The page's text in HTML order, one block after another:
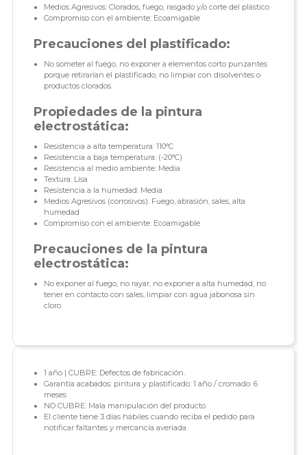
Medios Agresivos: Clorados, fuego, rasgado y/o corte del plástico
Compromiso con el ambiente: Ecoamigable
Precauciones del plastificado:
No someter al fuego, no exponer a elementos corto punzantes
porque retirarían el plastificado, no limpiar con disolventes o
productos clorados.
Propiedades de la pintura
electrostática:
Resistencia a alta temperatura: 110°C
Resistencia a baja temperatura: (-20°C)
Resistencia al medio ambiente: Media
Textura: Lisa
Resistencia a la humedad: Media
Medios Agresivos (corrosivos): Fuego, abrasión, sales, alta
humedad
Compromiso con el ambiente: Ecoamigable
Precauciones de la pintura
electrostática:
No exponer al fuego, no rayar, no exponer a alta humedad, no
tener en contacto con sales, limpiar con agua jabonosa sin
cloro.
1 año | CUBRE: Defectos de fabricación.
Garantía acabados: pintura y plastificado: 1 año / cromado: 6
meses
NO CUBRE: Mala manipulación del producto.
El cliente tiene 3 días hábiles cuando reciba el pedido para
notificar faltantes y mercancía averiada.